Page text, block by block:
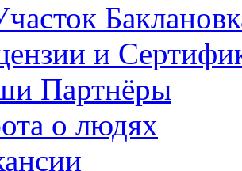
и
Партнёры
о людях